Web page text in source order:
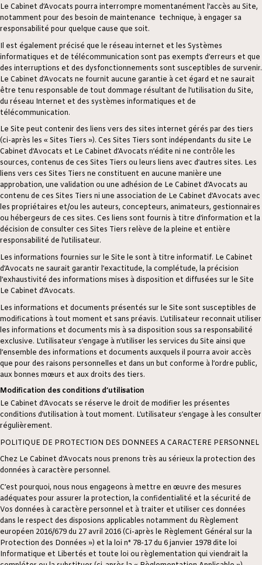
Le Cabinet d’Avocats pourra interrompre momentanément l’accès au Site,
notamment pour des besoin de maintenance technique, à engager sa
responsabilité pour quelque cause que soit.
Il est également précisé que le réseau internet et les Systèmes
informatiques et de télécommunication sont pas exempts d’erreurs et que
des interruptions et des dysfonctionnements sont susceptibles de survenir.
Le Cabinet d’Avocats ne fournit aucune garantie à cet égard et ne saurait
être tenu responsable de tout dommage résultant de l’utilisation du Site,
du réseau Internet et des systèmes informatiques et de
télécommunication.
Le Site peut contenir des liens vers des sites internet gérés par des tiers
(ci-après les « Sites Tiers »). Ces Sites Tiers sont indépendants du site Le
Cabinet d’Avocats et Le Cabinet d’Avocats n’édite ni ne contrôle les
sources, contenus de ces Sites Tiers ou leurs liens avec d’autres sites. Les
liens vers ces Sites Tiers ne constituent en aucune manière une
approbation, une validation ou une adhésion de Le Cabinet d’Avocats au
contenu de ces Sites Tiers ni une association de Le Cabinet d’Avocats avec
les propriétaires et/ou les auteurs, concepteurs, animateurs, gestionnaires
ou hébergeurs de ces sites. Ces liens sont fournis à titre d’information et la
décision de consulter ces Sites Tiers relève de la pleine et entière
responsabilité de l’utilisateur.
Les informations fournies sur le Site le sont à titre informatif. Le Cabinet
d’Avocats ne saurait garantir l’exactitude, la complétude, la précision
l’exhaustivité des informations mises à disposition et diffusées sur le Site
Le Cabinet d’Avocats.
Les informations et documents présentés sur le Site sont susceptibles de
modifications à tout moment et sans préavis. L’utilisateur reconnait utiliser
les informations et documents mis à sa disposition sous sa responsabilité
exclusive. L’utilisateur s’engage à n’utiliser les services du Site ainsi que
l’ensemble des informations et documents auxquels il pourra avoir accès
que pour des raisons personnelles et dans un but conforme à l’ordre public,
aux bonnes mœurs et aux droits des tiers.
Modification des conditions d’utilisation
Le Cabinet d’Avocats se réserve le droit de modifier les présentes
conditions d’utilisation à tout moment. L’utilisateur s’engage à les consulter
régulièrement.
POLITIQUE DE PROTECTION DES DONNEES A CARACTERE PERSONNEL
Chez Le Cabinet d’Avocats nous prenons très au sérieux la protection des
données à caractère personnel.
C’est pourquoi, nous nous engageons à mettre en œuvre des mesures
adéquates pour assurer la protection, la confidentialité et la sécurité de
Vos données à caractère personnel et à traiter et utiliser ces données
dans le respect des disposions applicables notamment du Règlement
européen 2016/679 du 27 avril 2016 (Ci-après le Règlement Général sur la
Protection des Données ») et la loi n° 78-17 du 6 janvier 1978 dite loi
Informatique et Libertés et toute loi ou règlementation qui viendrait la